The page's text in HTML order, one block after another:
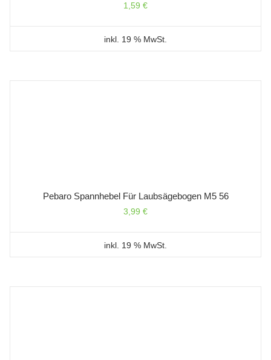
1,59 €
inkl. 19 % MwSt.
Pebaro Spannhebel Für Laubsägebogen M5 56
3,99 €
inkl. 19 % MwSt.